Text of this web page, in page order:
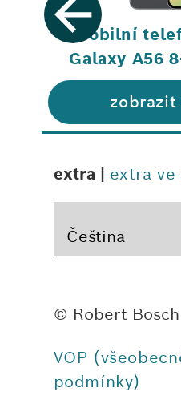
Mobilní
Galaxy A56
zobrazit
zobrazit
extra | extra ve
© Robert Bosch
VOP
podmínky)